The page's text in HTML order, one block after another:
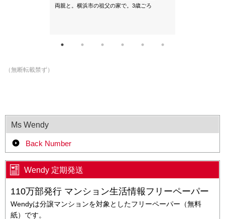
両親と。横浜市の祖父の家で。3歳ごろ
（無断転載禁ず）
Ms Wendy
Back Number
Wendy 定期発送
110万部発行 マンション生活情報フリーペーパー
Wendyは分譲マンションを対象としたフリーペーパー（無料
紙）です。